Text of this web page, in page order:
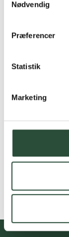
Nødvendig
Præferencer
Statistik
Marketing